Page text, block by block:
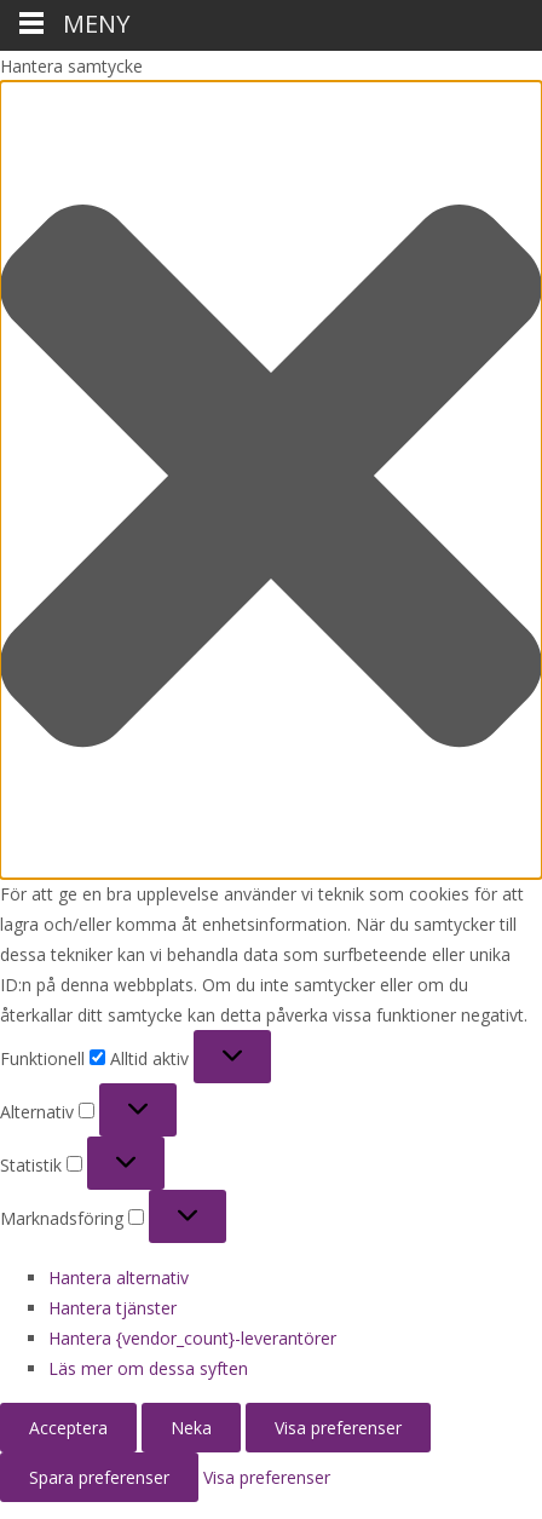
Hantera samtycke
För att ge en bra upplevelse använder vi teknik som cookies för att
lagra och/eller komma åt enhetsinformation. När du samtycker till
dessa tekniker kan vi behandla data som surfbeteende eller unika
ID:n på denna webbplats. Om du inte samtycker eller om du
återkallar ditt samtycke kan detta påverka vissa funktioner negativt.
Funktionell
Alltid aktiv
Alternativ
Statistik
Marknadsföring
Hantera alternativ
Hantera tjänster
Hantera {vendor_count}-leverantörer
Läs mer om dessa syften
Acceptera Neka Visa preferenser
Spara preferenser Visa preferenser
MENY